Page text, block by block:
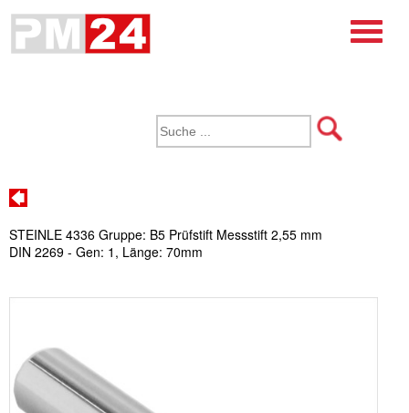
STEINLE 4336 Gruppe: B5 Prüfstift Messstift 2,55 mm
DIN 2269 - Gen: 1, Länge: 70mm